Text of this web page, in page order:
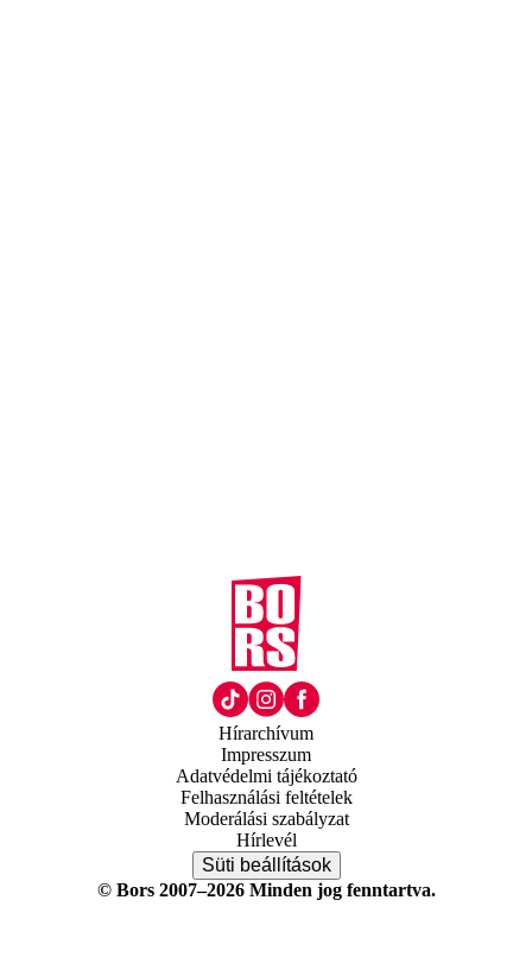
Hírarchívum
Impresszum
Adatvédelmi tájékoztató
Felhasználási feltételek
Moderálási szabályzat
Hírlevél
Süti beállítások
© Bors 2007–2026 Minden jog fenntartva.